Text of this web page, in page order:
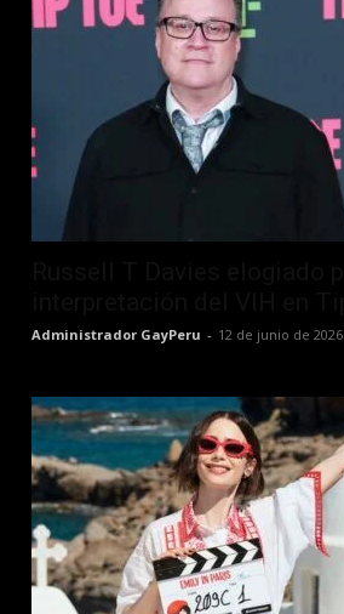
Administrador GayPeru - 12 de junio de 2026